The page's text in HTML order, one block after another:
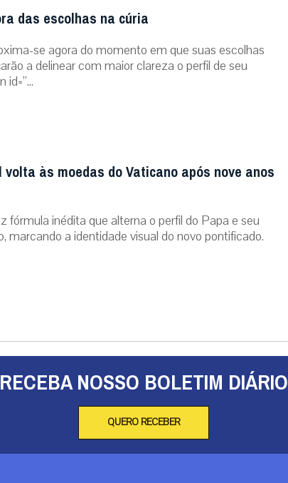
das escolhas na cúria
se agora do momento em que suas escolhas
a delinear com maior clareza o perfil de seu
às moedas do Vaticano após nove anos
fórmula inédita que alterna o perfil do Papa e seu
marcando a identidade visual do novo pontificado.
RECEBA NOSSO BOLETIM DIÁRIO
QUERO RECEBER